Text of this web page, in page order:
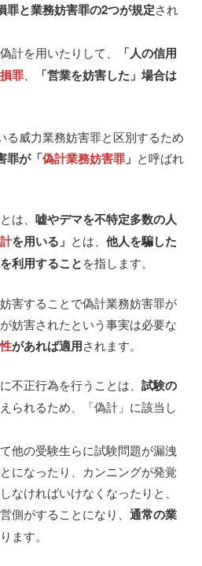
罪と業務妨害罪の2つが規定され
計を用いたりして、
「人の信用
罪、
「営業を妨害した」場合は
る威力業務妨害罪と区別するため
罪が「偽計業務妨害罪 」 と呼ばれ
とは、嘘やデマを不特定多数の人
を用いる」 とは、他人を騙した
利用することを指します。
害することで偽計業務妨害罪が
妨害されたという事実は必要な
があれば適用されます。
不正行為を行うことは、試験の
られるため、「偽計」に該当し
他の受験生らに試験問題が漏洩
になったり、カンニングが発覚
なければいけなくなったりと、
側がすることになり、通常の業
ます。